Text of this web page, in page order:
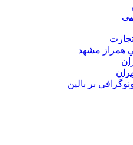
همراز مشهد
بر بالین